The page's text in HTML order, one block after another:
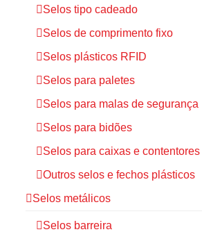
Selos tipo cadeado
Selos de comprimento fixo
Selos plásticos RFID
Selos para paletes
Selos para malas de segurança
Selos para bidões
Selos para caixas e contentores
Outros selos e fechos plásticos
Selos metálicos
Selos barreira